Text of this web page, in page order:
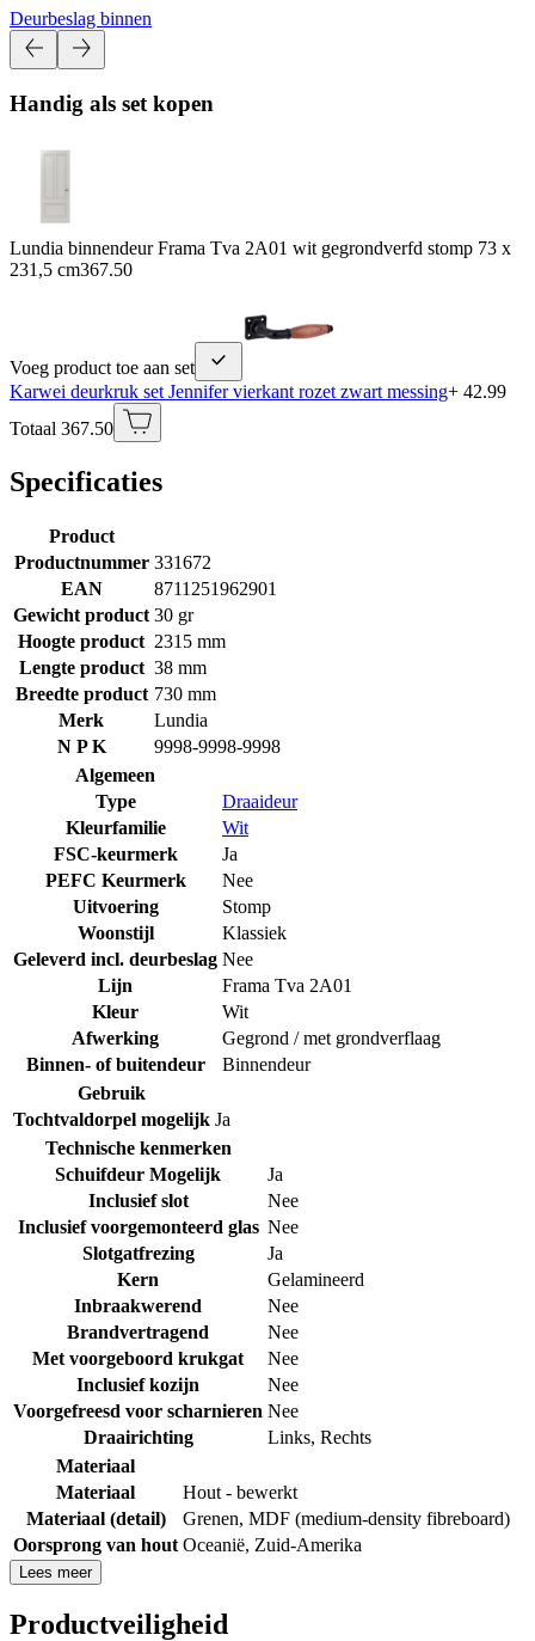
Deurbeslag binnen
Handig als set kopen
Lundia binnendeur Frama Tva 2A01 wit gegrondverfd stomp 73 x
231,5 cm367.50
Voeg product toe aan set
Karwei deurkruk set Jennifer vierkant rozet zwart messing+ 42.99
Totaal 367.50
Specificaties
Product
Productnummer 331672
EAN
8711251962901
Gewicht product 30 gr
Hoogte product 2315 mm
Lengte product 38 mm
Breedte product 730 mm
Merk
Lundia
N P K
9998-9998-9998
Algemeen
Type
Draaideur
Kleurfamilie
Wit
FSC-keurmerk
Ja
PEFC Keurmerk
Nee
Uitvoering
Stomp
Woonstijl
Klassiek
Geleverd incl. deurbeslag Nee
Lijn
Frama Tva 2A01
Kleur
Wit
Afwerking
Gegrond / met grondverflaag
Binnen- of buitendeur
Binnendeur
Gebruik
Tochtvaldorpel mogelijk Ja
Technische kenmerken
Schuifdeur Mogelijk
Ja
Inclusief slot
Nee
Inclusief voorgemonteerd glas Nee
Slotgatfrezing
Ja
Kern
Gelamineerd
Inbraakwerend
Nee
Brandvertragend
Nee
Met voorgeboord krukgat
Nee
Inclusief kozijn
Nee
Voorgefreesd voor scharnieren Nee
Draairichting
Links, Rechts
Materiaal
Materiaal
Hout - bewerkt
Materiaal (detail)
Grenen, MDF (medium-density fibreboard)
Oorsprong van hout Oceanië, Zuid-Amerika
Lees meer
Productveiligheid